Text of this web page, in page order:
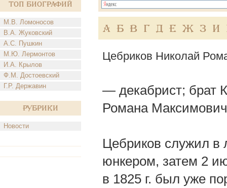
Топ Биографий
М.В. Ломоносов
В.А. Жуковский
А.С. Пушкин
М.Ю. Лермонтов
И.А. Крылов
Ф.М. Достоевский
Г.Р. Державин
Рубрики
Новости
А Б В Г Д Е Ж З И
Цебриков Николай
— декабрист; брат
Романа
Цебриков служил в
юнкером, затем 2
в 1825 г. был уже